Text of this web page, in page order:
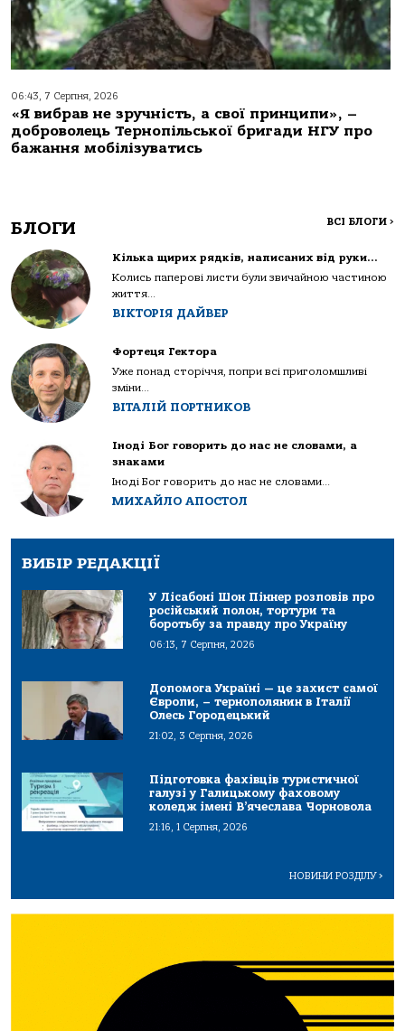
06:43, 7 Серпня, 2026
«Я вибрав не зручність, а свої принципи», –
доброволець Тернопільської бригади НГУ про
бажання мобілізуватись
БЛОГИ ВСІ БЛОГИ >
Кілька щирих рядків, написаних від руки…
Колись паперові листи були звичайною частиною
життя...
ВІКТОРІЯ ДАЙВЕР
Фортеця Гектора
Уже понад сторіччя, попри всі приголомшливі
зміни...
ВІТАЛІЙ ПОРТНИКОВ
Іноді Бог говорить до нас не словами, а
знаками
Іноді Бог говорить до нас не словами...
МИХАЙЛО АПОСТОЛ
ВИБІР РЕДАКЦІЇ
У Лісабоні Шон Піннер розповів про
російський полон, тортури та
боротьбу за правду про Україну
06:13, 7 Серпня, 2026
Допомога Україні — це захист самої
Європи, – тернополянин в Італії
Олесь Городецький
21:02, 3 Серпня, 2026
Підготовка фахівців туристичної
галузі у Галицькому фаховому
коледж імені В’ячеслава Чорновола
21:16, 1 Серпня, 2026
НОВИНИ РОЗДІЛУ>